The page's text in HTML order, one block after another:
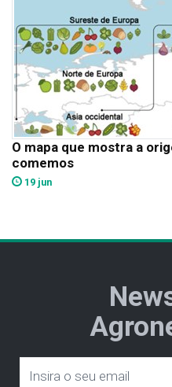
O mapa que mostra a
comemos
19 jun